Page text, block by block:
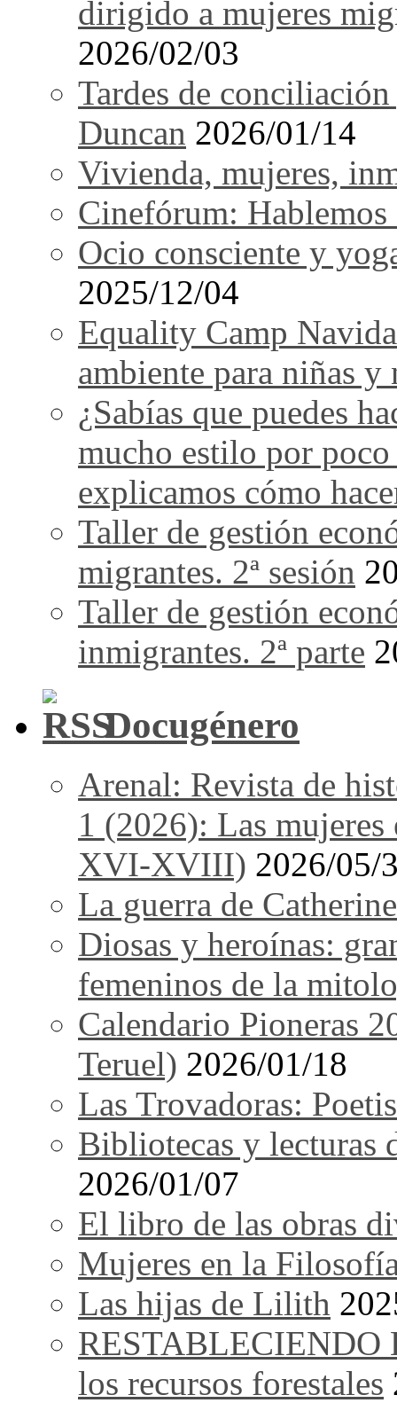
dirigido a mujeres
2026/02/03
Tardes de
Duncan 2026/01/14
Vivienda, mujeres,
Cinefórum:
Ocio consciente y
2025/12/04
Equality Camp
ambiente para niñas y
¿Sabías que puedes
mucho estilo por
explicamos cómo
Taller de gestión
migrantes. 2ª sesión
Taller de gestión
inmigrantes. 2ª parte
Docugénero
Arenal: Revista de
1 (2026): Las
XVI-XVIII) 2026/05/
La guerra de Catherine
Diosas y heroínas:
femeninos de la
Calendario Pioneras
Teruel) 2026/01/18
Las Trovadoras:
Bibliotecas y lecturas
2026/01/07
El libro de las obras
Mujeres en la
Las hijas de Lilith
RESTABLECIENDO
los recursos forestales